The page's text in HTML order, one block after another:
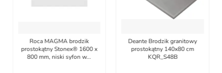
Roca MAGMA brodzik
prostokątny Stonex® 1600 x
800 mm, niski syfon w...
Deante Brodzik granitowy
prostokątny 140x80 cm
KQR_S48B